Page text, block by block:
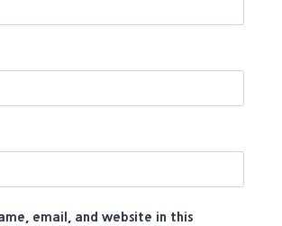
email, and website in this